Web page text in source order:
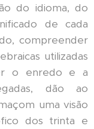
do idioma, do
de cada
compreender
utilizadas
o enredo e a
dão ao
uma visão
dos trinta e